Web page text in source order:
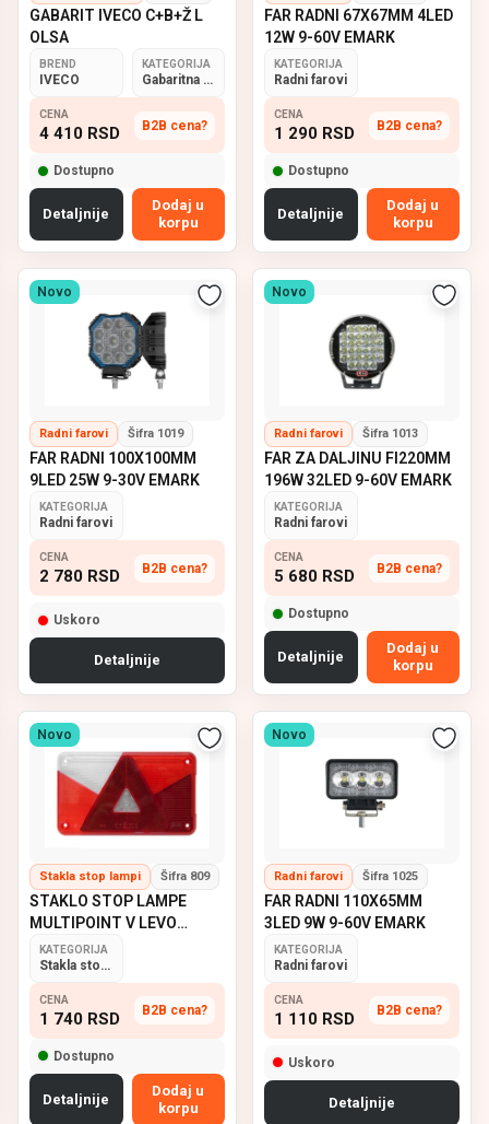
GABARIT IVECO C+B+Ž L
OLSA
BREND
IVECO
KATEGORIJA
Gabaritna svetla
CENA
4 410 RSD B2B cena?
Dostupno
Detaljnije
Dodaj u
korpu
FAR RADNI 67X67MM 4LED
12W 9-60V EMARK
KATEGORIJA
Radni farovi
CENA
1 290 RSD B2B cena?
Dostupno
Detaljnije
Dodaj u
korpu
Novo
Radni farovi Šifra 1019
FAR RADNI 100X100MM
9LED 25W 9-30V EMARK
KATEGORIJA
Radni farovi
CENA
2 780 RSD B2B cena?
Uskoro
Detaljnije
Novo
Radni farovi Šifra 1013
FAR ZA DALJINU FI220MM
196W 32LED 9-60V EMARK
KATEGORIJA
Radni farovi
CENA
5 680 RSD B2B cena?
Dostupno
Detaljnije
Dodaj u
korpu
Novo
Stakla stop lampi Šifra 809
STAKLO STOP LAMPE
MULTIPOINT V LEVO
ASPOCK
KATEGORIJA
Stakla stop lampi
CENA
1 740 RSD B2B cena?
Dostupno
Detaljnije
Dodaj u
korpu
Novo
Radni farovi Šifra 1025
FAR RADNI 110X65MM
3LED 9W 9-60V EMARK
KATEGORIJA
Radni farovi
CENA
1 110 RSD B2B cena?
Uskoro
Detaljnije